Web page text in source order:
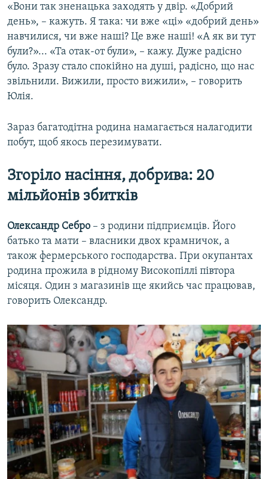
«Вони так зненацька заходять у двір. «Добрий
день», – кажуть. Я така: чи вже «ці» «добрий день»
навчилися, чи вже наші? Це вже наші! «А як ви тут
були?»... «Та отак-от були», – кажу. Дуже радісно
було. Зразу стало спокійно на душі, радісно, що нас
звільнили. Вижили, просто вижили», – говорить
Юлія.
Зараз багатодітна родина намагається налагодити
побут, щоб якось перезимувати.
Згоріло насіння, добрива: 20
мільйонів збитків
Олександр Себро – з родини підприємців. Його
батько та мати – власники двох крамничок, а
також фермерського господарства. При окупантах
родина прожила в рідному Високопіллі півтора
місяця. Один з магазинів ще якийсь час працював,
говорить Олександр.